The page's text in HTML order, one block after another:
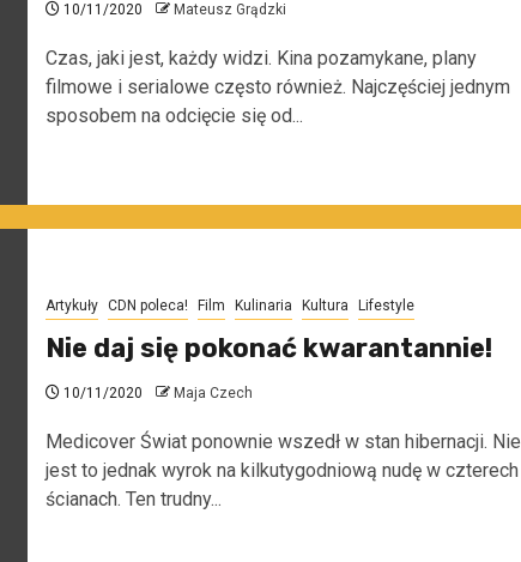
10/11/2020 Mateusz Grądzki
Czas, jaki jest, każdy widzi. Kina pozamykane, plany
filmowe i serialowe często również. Najczęściej jednym
sposobem na odcięcie się od...
Artykuły CDN poleca! Film Kulinaria Kultura Lifestyle
Nie daj się pokonać kwarantannie!
10/11/2020 Maja Czech
Medicover Świat ponownie wszedł w stan hibernacji. Nie
jest to jednak wyrok na kilkutygodniową nudę w czterech
ścianach. Ten trudny...